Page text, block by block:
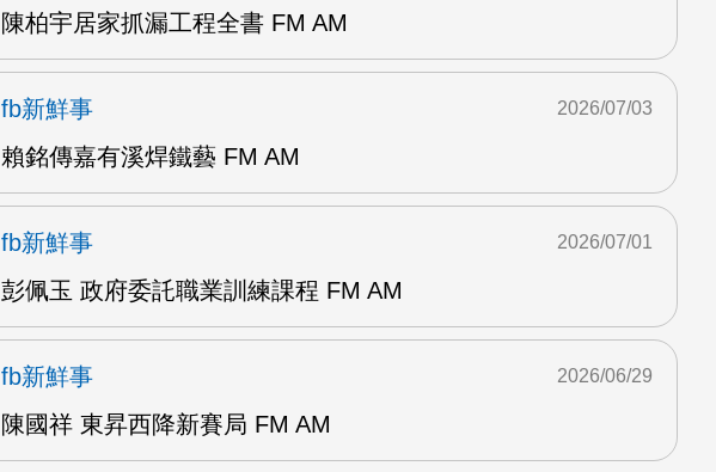
陳柏宇居家抓漏工程全書 FM AM
fb新鮮事
賴銘傳嘉有溪焊鐵藝 FM AM
2026/07/03
fb新鮮事
彭佩玉 政府委託職業訓練課程 FM AM
2026/07/01
fb新鮮事
陳國祥 東昇西降新賽局 FM AM
2026/06/29